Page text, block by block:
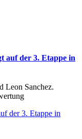
auf der 3. Etappe in
Leon Sanchez.
der 3. Etappe in